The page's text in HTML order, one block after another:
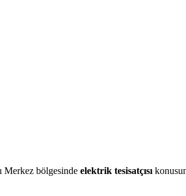
Merkez bölgesinde elektrik tesisatçısı